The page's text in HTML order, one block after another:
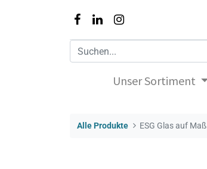
Unser Sortiment
Alle Produkte ESG Glas auf Maß